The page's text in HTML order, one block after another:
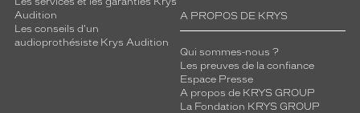
Audition
Les conseils d'un
audioprothésiste Krys Audition
A PROPOS DE KRYS
Qui sommes-nous ?
Les preuves de la confiance
Espace Presse
A propos de KRYS GROUP
La Fondation KRYS GROUP